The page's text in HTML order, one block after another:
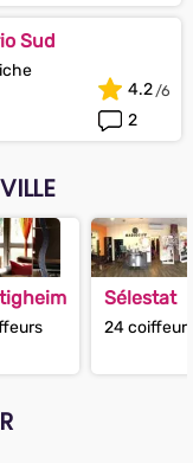
Sud
2
4.2
Sélestat
24